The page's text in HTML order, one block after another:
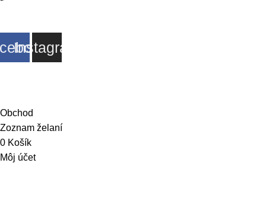
Instagram
Obchod
Zoznam želaní
0 Košík
Môj účet